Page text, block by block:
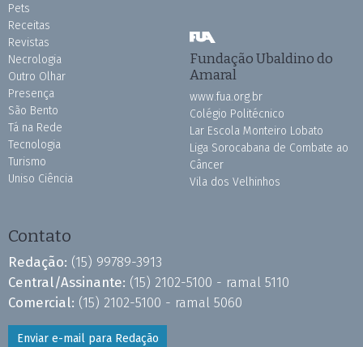
Pets
Receitas
Revistas
Necrologia
Outro Olhar
Presença
São Bento
Tá na Rede
Tecnologia
Turismo
Uniso Ciência
Fundação Ubaldino do
Amaral
www.fua.org.br
Colégio Politécnico
Lar Escola Monteiro Lobato
Liga Sorocabana de Combate ao
Câncer
Vila dos Velhinhos
Contato
Redação: (15) 99789-3913
Central/Assinante: (15) 2102-5100 - ramal 5110
Comercial: (15) 2102-5100 - ramal 5060
Enviar e-mail para Redação